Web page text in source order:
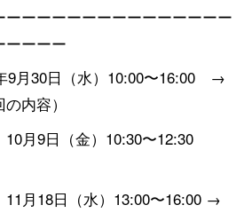
ーーーーーーーーーーーーーー
ーーーー
9月30日（水）10:00〜16:00 →
内容）
）10:30〜12:30
水）13:00〜16:00 →